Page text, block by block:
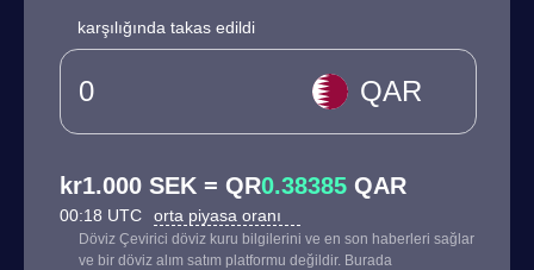
karşılığında takas edildi
QAR
kr1.000 SEK = QR0.38385 QAR
00:18 UTC orta piyasa oranı
Döviz Çevirici döviz kuru bilgilerini ve en son haberleri sağlar
ve bir döviz alım satım platformu değildir. Burada